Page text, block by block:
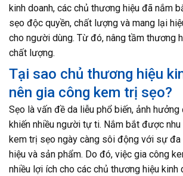
kinh doanh, các chủ thương hiệu đã nắm
sẹo độc quyền, chất lượng và mang lại
cho người dùng. Từ đó, nâng tầm thương
chất lượng.
Tại sao chủ thương hiệu
nên gia công kem trị sẹo?
Sẹo là vấn đề da liễu phổ biến, ảnh
khiến nhiều người tự ti. Nắm bắt được
kem trị sẹo ngày càng sôi động với sự
hiệu và sản phẩm. Do đó, việc gia công
nhiều lợi ích cho các chủ thương hiệu kinh